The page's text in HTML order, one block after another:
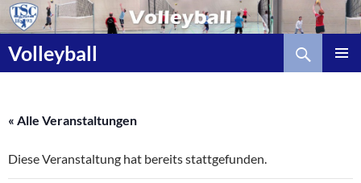
Zum
Inhalt
springen
Volleyball
Suchen
« Alle Veranstaltungen
Diese Veranstaltung hat bereits stattgefunden.